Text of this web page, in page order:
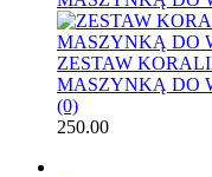
ZESTAW
MASZYNKĄ DO
(0)
250.00